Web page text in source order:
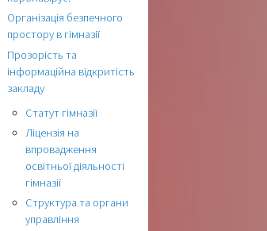
Організація безпечного
простору в гімназії
Прозорість та
інформаційна відкритість
закладу
Статут гімназії
Ліцензія на
впровадження
освітньої діяльності
гімназії
Структура та органи
управління